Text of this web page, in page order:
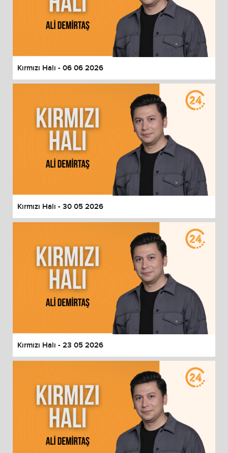
Kırmızı Halı - 06 06 2026
Kırmızı Halı - 30 05 2026
Kırmızı Halı - 23 05 2026